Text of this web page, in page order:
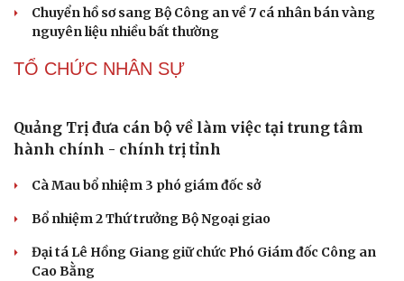
Chuyển hồ sơ sang Bộ Công an về 7 cá nhân bán vàng
nguyên liệu nhiều bất thường
TỔ CHỨC NHÂN SỰ